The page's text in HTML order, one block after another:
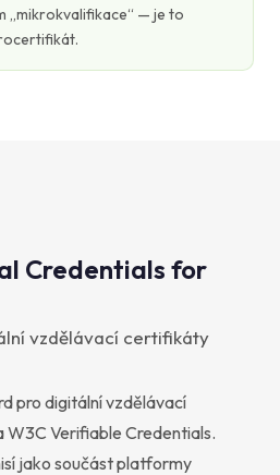
„mikrokvalifikace“ — je to
Credentials for
vzdělávací certifikáty
pro digitální vzdělávací
Verifiable Credentials.
jako součást platformy